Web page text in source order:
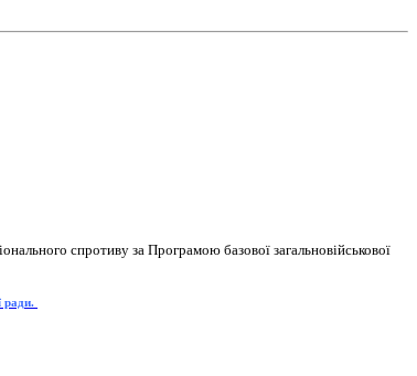
спротиву за Програмою базової загальновійськової
ради.